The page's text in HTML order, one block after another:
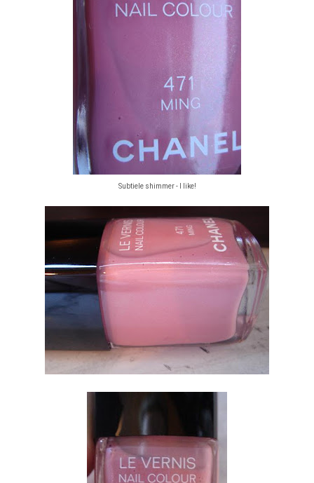
Subtiele shimmer - I like!